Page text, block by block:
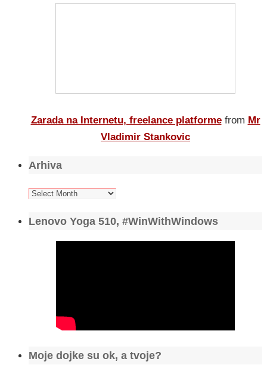
Zarada na Internetu, freelance platforme from Mr
Vladimir Stankovic
Arhiva
Arhiva
Lenovo Yoga 510, #WinWithWindows
Moje dojke su ok, a tvoje?